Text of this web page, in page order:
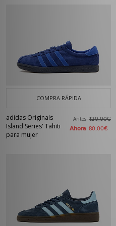
COMPRA RÁPIDA
adidas Originals
Island Series' Tahiti
para mujer
Antes120,00€
Ahora 80,00€